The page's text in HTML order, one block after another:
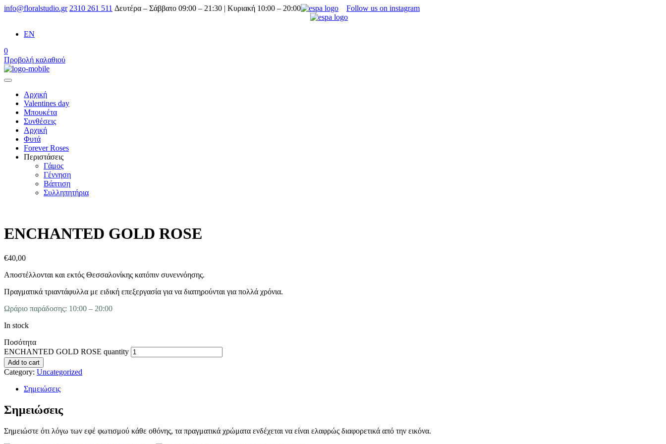
info@floralstudio.gr 2310 261 511 Δευτέρα – Σάββατο 09:00 – 21:30 | Κυριακή 10:00 – 20:00 Follow us on instagram
EN
0
Προβολή καλαθιού
Αρχική
Valentines day
Μπουκέτα
Συνθέσεις
Αρχική
Φυτά
Forever Roses
Περιστάσεις
Γάμος
Γέννηση
Βάπτιση
Συλληπητήρια
ENCHANTED GOLD ROSE
€40,00
Αποστέλλονται και εκτός Θεσσαλονίκης κατόπιν συνεννόησης.
Πραγματικά τριαντάφυλλα με ειδική επεξεργασία για να διατηρούνται για πολλά χρόνια.
Ωράριο παράδοσης: 10:00 – 20:00
In stock
Ποσότητα
ENCHANTED GOLD ROSE quantity
Add to cart
Category: Uncategorized
Σημειώσεις
Σημειώσεις
Σημειώστε ότι λόγω των εφέ φωτισμού κάθε οθόνης, τα πραγματικά χρώματα ενδέχεται να είναι ελαφρώς διαφορετικά από την εικόνα.